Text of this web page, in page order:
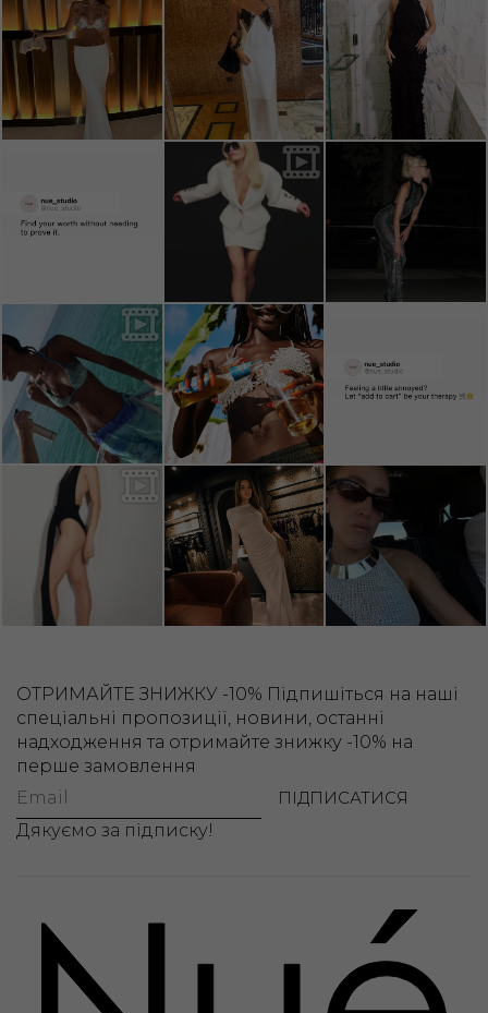
ОТРИМАЙТЕ ЗНИЖКУ -10% Підпишіться на наші
спеціальні пропозиції, новини, останні
надходження та отримайте знижку -10% на
перше замовлення
ПІДПИСАТИСЯ
Дякуємо за підписку!